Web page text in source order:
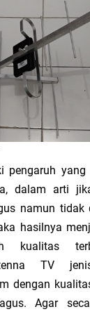
pengaruh
dalam arti
namun tidak
hasilnya
kualitas
TV
dengan
Agar